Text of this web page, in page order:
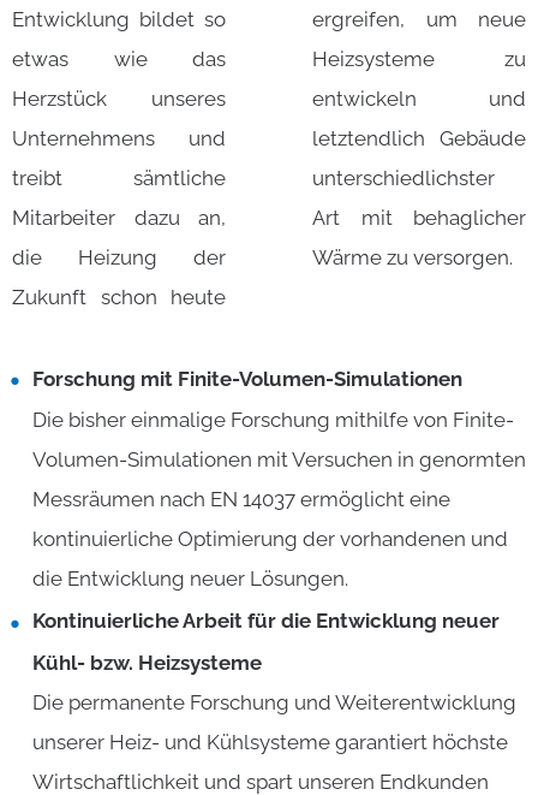
Entwicklung bildet so
etwas wie das
Herzstück unseres
Unternehmens und
treibt sämtliche
Mitarbeiter dazu an,
die Heizung der
Zukunft schon heute
ergreifen, um neue
Heizsysteme zu
entwickeln und
letztendlich Gebäude
unterschiedlichster
Art mit behaglicher
Wärme zu versorgen.
Forschung mit Finite-Volumen-Simulationen
Die bisher einmalige Forschung mithilfe von Finite-
Volumen-Simulationen mit Versuchen in genormten
Messräumen nach EN 14037 ermöglicht eine
kontinuierliche Optimierung der vorhandenen und
die Entwicklung neuer Lösungen.
Kontinuierliche Arbeit für die Entwicklung neuer
Kühl- bzw. Heizsysteme
Die permanente Forschung und Weiterentwicklung
unserer Heiz- und Kühlsysteme garantiert höchste
Wirtschaftlichkeit und spart unseren Endkunden